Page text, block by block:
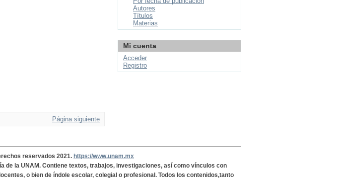
Página siguiente
Autores
Títulos
Materias
Mi cuenta
Acceder
Registro
reservados 2021. https://www.unam.mx
de la UNAM. Contiene textos, trabajos, investigaciones, así como vínculos con
o bien de índole escolar, colegial o profesional. Todos los contenidos,tanto